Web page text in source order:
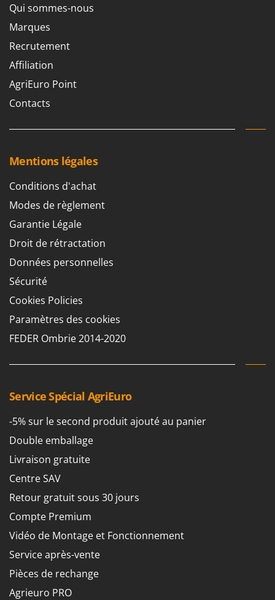
Qui sommes-nous
Marques
Recrutement
Affiliation
AgriEuro Point
Contacts
Mentions légales
Conditions d'achat
Modes de règlement
Garantie Légale
Droit de rétractation
Données personnelles
Sécurité
Cookies Policies
Paramètres des cookies
FEDER Ombrie 2014-2020
Service Spécial AgriEuro
-5% sur le second produit ajouté au panier
Double emballage
Livraison gratuite
Centre SAV
Retour gratuit sous 30 jours
Compte Premium
Vidéo de Montage et Fonctionnement
Service après-vente
Pièces de rechange
Agrieuro PRO